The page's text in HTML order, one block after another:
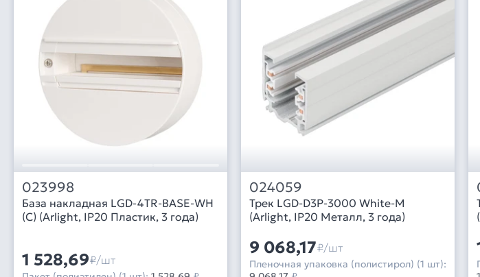
023998
База накладная LGD-4TR-BASE-WH
(C) (Arlight, IP20 Пластик, 3 года)
1 528,69₽/шт
024059
Трек LGD-D3P-3000 White-M
(Arlight, IP20 Металл, 3 года)
9 068,17₽/шт
Пленочная упаковка (полистирол) (1 шт):